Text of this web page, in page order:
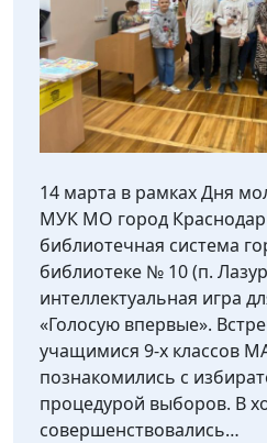
14 марта в рамках Дня
МУК МО город Краснодар
библиотечная система
библиотеке № 10 (п.
интеллектуальная игра
«Голосую впервые».
учащимися 9-х классов
познакомились с
процедурой выборов. В
совершенствовались…